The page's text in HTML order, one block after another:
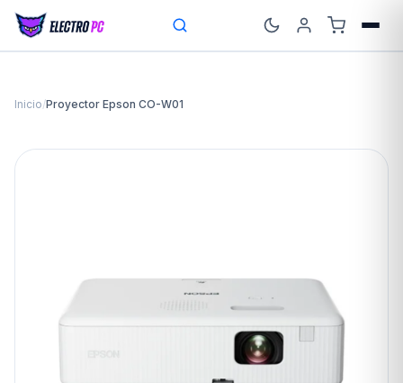
Inicio/Proyector Epson CO-W01